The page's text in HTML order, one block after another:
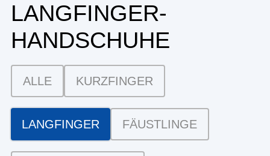
LANGFINGER­
HANDSCHUHE
ALLE KURZFINGER
LANGFINGER FÄUSTLINGE